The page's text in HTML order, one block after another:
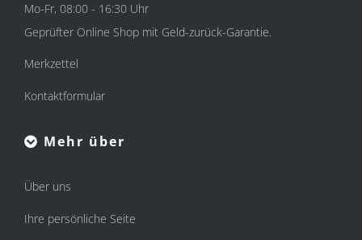
Mo-Fr, 08:00 - 16:30 Uhr
Geprüfter Online Shop mit Geld-zurück-Garantie.
Merkzettel
Kontaktformular
Mehr über
Über uns
Ihre persönliche Seite